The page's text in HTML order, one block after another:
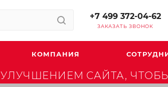
+7 499 372-04-62
ЗАКАЗАТЬ ЗВОНОК
КОМПАНИЯ
САЙТА,